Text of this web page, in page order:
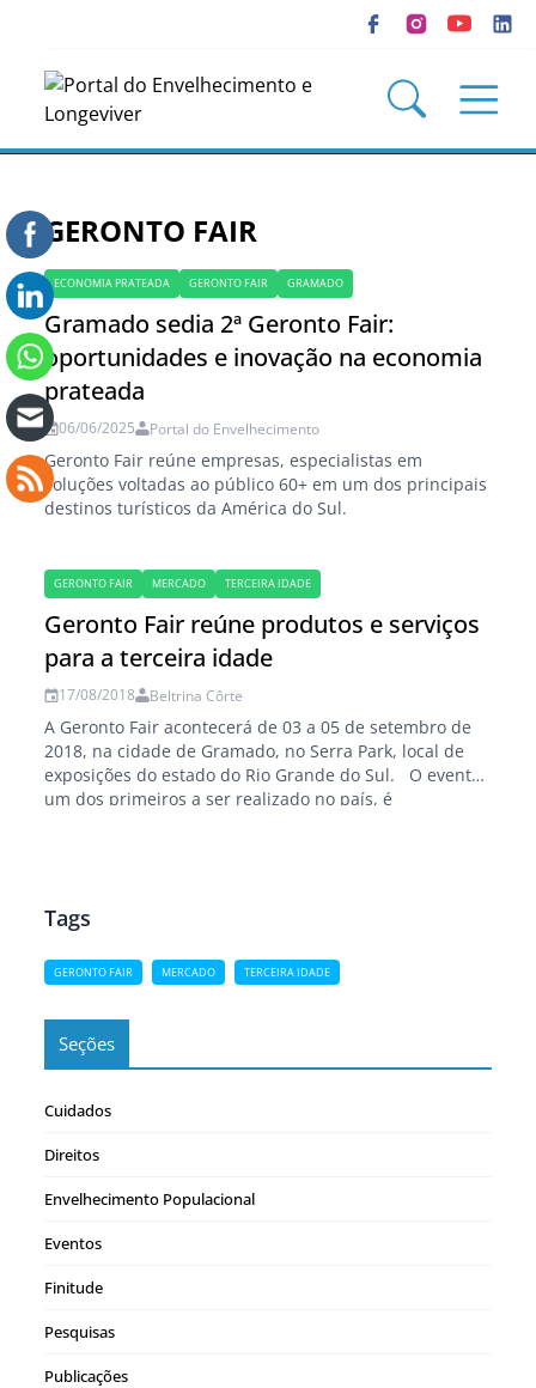
GERONTO FAIR
ECONOMIA PRATEADA GERONTO FAIR GRAMADO
Gramado sedia 2ª Geronto Fair:
oportunidades e inovação na economia
prateada
06/06/2025 Portal do Envelhecimento
Geronto Fair reúne empresas, especialistas em
soluções voltadas ao público 60+ em um dos principais
destinos turísticos da América do Sul.
GERONTO FAIR MERCADO TERCEIRA IDADE
Geronto Fair reúne produtos e serviços
para a terceira idade
17/08/2018 Beltrina Côrte
A Geronto Fair acontecerá de 03 a 05 de setembro de
2018, na cidade de Gramado, no Serra Park, local de
exposições do estado do Rio Grande do Sul. O evento,
um dos primeiros a ser realizado no país, é
Tags
GERONTO FAIR MERCADO TERCEIRA IDADE
Seções
Cuidados
Direitos
Envelhecimento Populacional
Eventos
Finitude
Pesquisas
Publicações